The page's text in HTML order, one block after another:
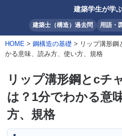
建築学生が学
建築士（構造）過去問 用語・
HOME > 鋼構造の基礎 > リップ溝形鋼
かる意味、読み方、使い方、規格
リップ溝形鋼とcチ
は？1分でわかる意
方、規格